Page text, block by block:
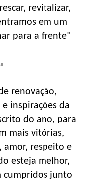
revitalizar,
em um
para a frente"
renovação,
inspirações da
do ano, para
mais vitórias,
amor, respeito e
esteja melhor,
cumpridos junto